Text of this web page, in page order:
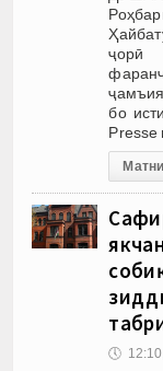
ҷорӣ
бо
Presse
🕔